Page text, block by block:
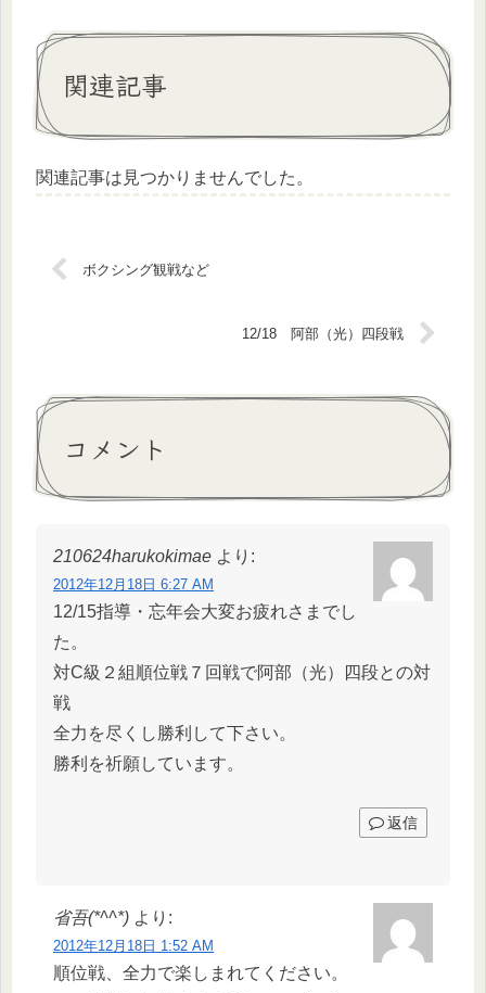
関連記事
関連記事は見つかりませんでした。
ボクシング観戦など
12/18 阿部（光）四段戦
コメント
210624harukokimae より:
2012年12月18日 6:27 AM
12/15指導・忘年会大変お疲れさまでし
た。
対C級２組順位戦７回戦で阿部（光）四段との対
戦
全力を尽くし勝利して下さい。
勝利を祈願しています。
返信
省吾(*^^*) より:
2012年12月18日 1:52 AM
順位戦、全力で楽しまれてください。